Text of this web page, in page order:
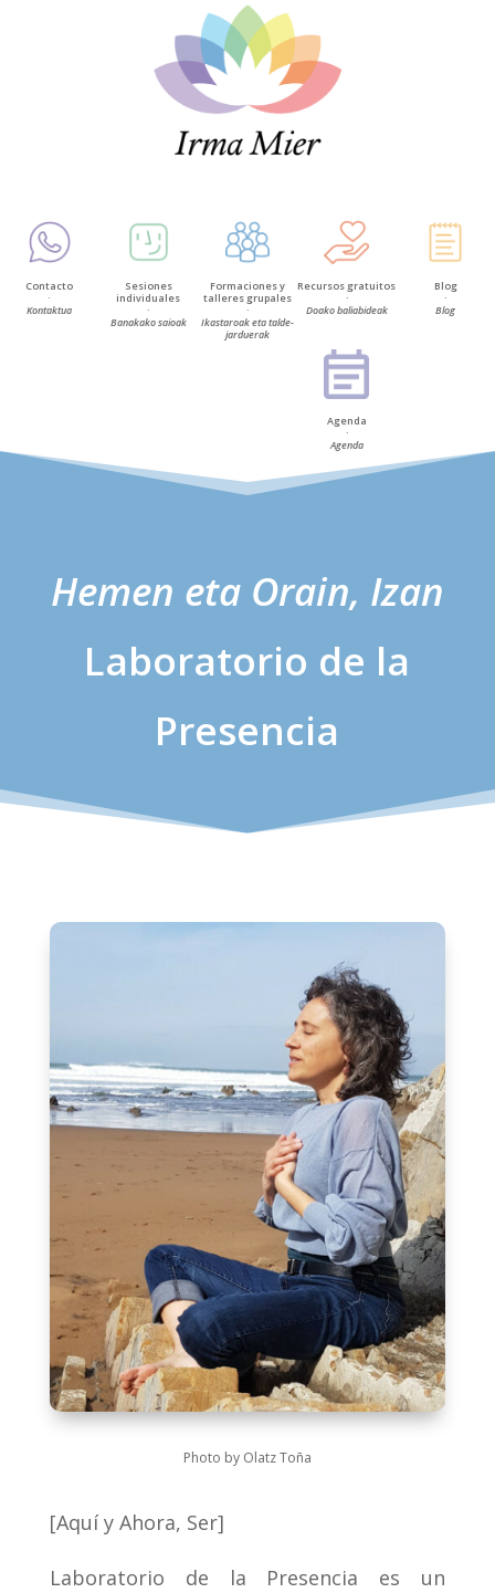
Contacto
·
Kontaktua
Sesiones
individuales
·
Banakako saioak
Formaciones y
talleres grupales
·
Ikastaroak eta talde-
jarduerak
Recursos gratuitos
·
Doako baliabideak
Blog
·
Blog
Agenda
·
Agenda
Hemen eta Orain, Izan
Laboratorio de la
Presencia
Photo by Olatz Toña
[Aquí y Ahora, Ser]
Laboratorio de la Presencia es un